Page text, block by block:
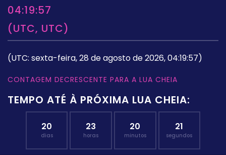
04:19:57
(UTC, UTC)
(UTC: sexta-feira, 28 de agosto de 2026, 04:19:57)
CONTAGEM DECRESCENTE PARA A LUA CHEIA
TEMPO ATÉ À PRÓXIMA LUA CHEIA:
20
dias
23
horas
20
minutos
21
segundos